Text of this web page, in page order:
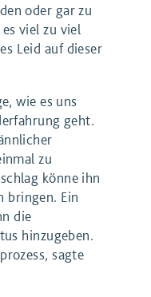
oder gar zu
viel zu viel
Leid auf dieser
wie es uns
geht.
zu
könne ihn
bringen. Ein
die
hinzugeben.
sagte